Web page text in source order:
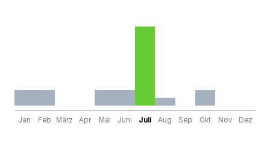
Jan Feb März Apr Mai Juni Juli Aug Sep Okt Nov Dez